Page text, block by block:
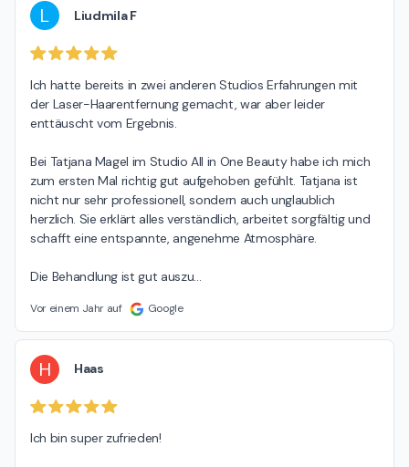
L Liudmila F
Ich hatte bereits in zwei anderen Studios Erfahrungen mit
der Laser-Haarentfernung gemacht, war aber leider
enttäuscht vom Ergebnis.
Bei Tatjana Magel im Studio All in One Beauty habe ich mich
zum ersten Mal richtig gut aufgehoben gefühlt. Tatjana ist
nicht nur sehr professionell, sondern auch unglaublich
herzlich. Sie erklärt alles verständlich, arbeitet sorgfältig und
schafft eine entspannte, angenehme Atmosphäre.
Die Behandlung ist gut auszu…
Vor einem Jahr auf Google
H Haas
Ich bin super zufrieden!